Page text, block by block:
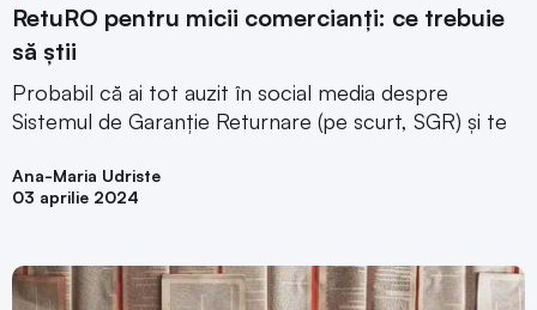
RetuRO pentru micii comercianți: ce trebuie
să știi
Probabil că ai tot auzit în social media despre
Sistemul de Garanție Returnare (pe scurt, SGR) și te
Ana-Maria Udriste
03 aprilie 2024